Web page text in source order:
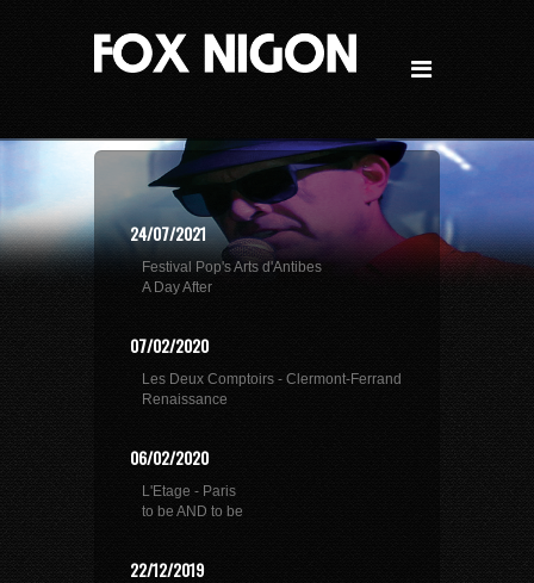
24/07/2021
Festival Pop's Arts d'Antibes
A Day After
07/02/2020
Les Deux Comptoirs - Clermont-Ferrand
Renaissance
06/02/2020
L'Etage - Paris
to be AND to be
22/12/2019